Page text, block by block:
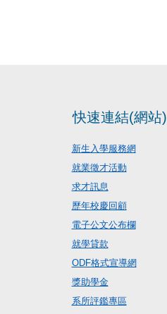
快速連結(網站)
新生入學服務網
就業徵才活動
求才訊息
歷年校慶回顧
電子公文公布欄
就學貸款
ODF格式宣導網
獎助學金
系所評鑑專區